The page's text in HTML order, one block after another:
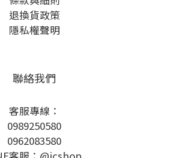
退換貨政策
隱私權聲明
聯絡我們
客服專線：
0989250580
0962083580